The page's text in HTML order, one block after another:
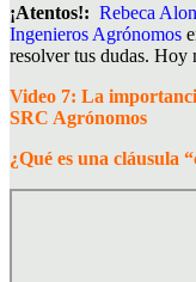
¡Atentos!: Rebeca
Ingenieros Agrónomos
resolver tus dudas. Hoy
Video 7: La
SRC Agrónomos
¿Qué es una cláusula